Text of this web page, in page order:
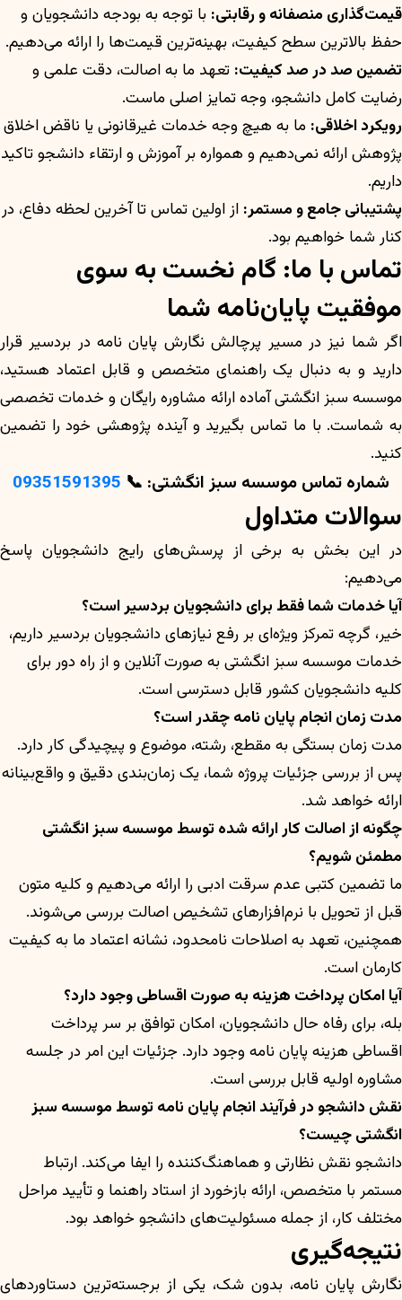
قیمت‌گذاری منصفانه و رقابتی: با توجه به بودجه دانشجویان و
حفظ بالاترین سطح کیفیت، بهینه‌ترین قیمت‌ها را ارائه می‌دهیم.
تضمین صد در صد کیفیت: تعهد ما به اصالت، دقت علمی و
رضایت کامل دانشجو، وجه تمایز اصلی ماست.
رویکرد اخلاقی: ما به هیچ وجه خدمات غیرقانونی یا ناقض اخلاق
پژوهش ارائه نمی‌دهیم و همواره بر آموزش و ارتقاء دانشجو تاکید
داریم.
پشتیبانی جامع و مستمر: از اولین تماس تا آخرین لحظه دفاع، در
کنار شما خواهیم بود.
تماس با ما: گام نخست به سوی
موفقیت پایان‌نامه شما
اگر شما نیز در مسیر پرچالش نگارش پایان نامه در بردسیر قرار
دارید و به دنبال یک راهنمای متخصص و قابل اعتماد هستید،
موسسه سبز انگشتی آماده ارائه مشاوره رایگان و خدمات تخصصی
به شماست. با ما تماس بگیرید و آینده پژوهشی خود را تضمین
کنید.
شماره تماس موسسه سبز انگشتی: 📞 09351591395
سوالات متداول
در این بخش به برخی از پرسش‌های رایج دانشجویان پاسخ
می‌دهیم:
آیا خدمات شما فقط برای دانشجویان بردسیر است؟
خیر، گرچه تمرکز ویژه‌ای بر رفع نیازهای دانشجویان بردسیر داریم،
خدمات موسسه سبز انگشتی به صورت آنلاین و از راه دور برای
کلیه دانشجویان کشور قابل دسترسی است.
مدت زمان انجام پایان نامه چقدر است؟
مدت زمان بستگی به مقطع، رشته، موضوع و پیچیدگی کار دارد.
پس از بررسی جزئیات پروژه شما، یک زمان‌بندی دقیق و واقع‌بینانه
ارائه خواهد شد.
چگونه از اصالت کار ارائه شده توسط موسسه سبز انگشتی
مطمئن شویم؟
ما تضمین کتبی عدم سرقت ادبی را ارائه می‌دهیم و کلیه متون
قبل از تحویل با نرم‌افزارهای تشخیص اصالت بررسی می‌شوند.
همچنین، تعهد به اصلاحات نامحدود، نشانه اعتماد ما به کیفیت
کارمان است.
آیا امکان پرداخت هزینه به صورت اقساطی وجود دارد؟
بله، برای رفاه حال دانشجویان، امکان توافق بر سر پرداخت
اقساطی هزینه پایان نامه وجود دارد. جزئیات این امر در جلسه
مشاوره اولیه قابل بررسی است.
نقش دانشجو در فرآیند انجام پایان نامه توسط موسسه سبز
انگشتی چیست؟
دانشجو نقش نظارتی و هماهنگ‌کننده را ایفا می‌کند. ارتباط
مستمر با متخصص، ارائه بازخورد از استاد راهنما و تأیید مراحل
مختلف کار، از جمله مسئولیت‌های دانشجو خواهد بود.
نتیجه‌گیری
نگارش پایان نامه، بدون شک، یکی از برجسته‌ترین دستاوردهای